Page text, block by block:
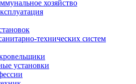
хозяйство
технических систем
установки